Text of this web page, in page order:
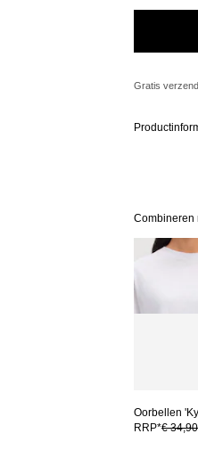
Gratis
Combineren
Oorbellen
RRP*€ 34,90